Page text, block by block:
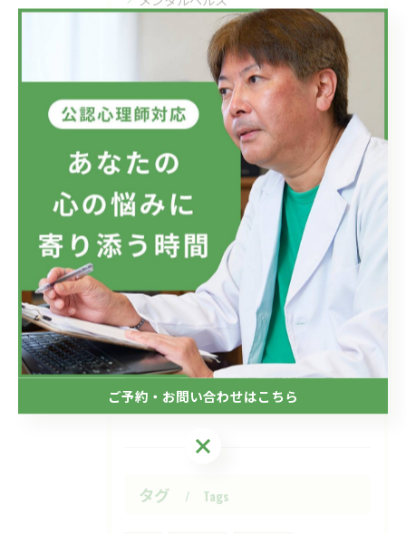
最近の投稿 Recent Posts
2026/07/08
2026/07/01
新しい視点の大切さ。
2026/06/24
目の前の現実、見直してみませんか？
タグ Tags
ご予約・お問い合わせはこちら
ご予約・お問い合わせはこちら